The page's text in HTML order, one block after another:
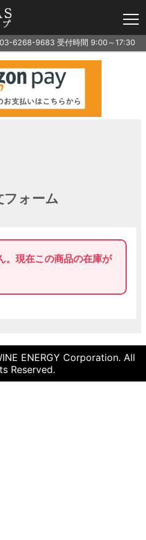
03-6268-9683 受付時間 9:00～17:30
フォーム
。現在この商品の在庫が
ENERGY Corporation. All
Reserved.